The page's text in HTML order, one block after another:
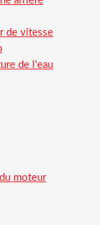
de vitesse
de l'eau
moteur